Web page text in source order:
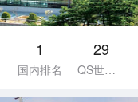
29
QS世界排名
1
国内排名